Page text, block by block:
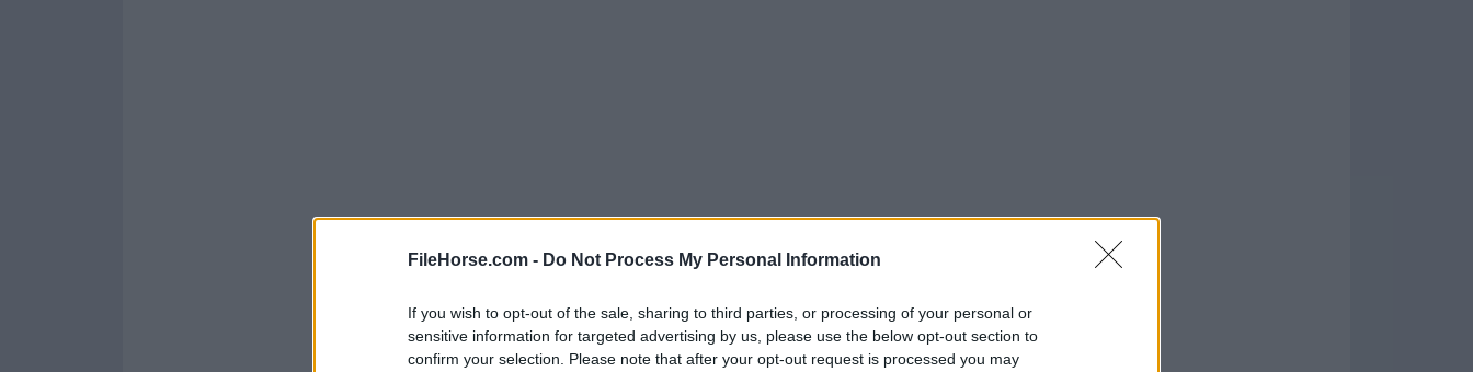
FileHorse.com - Do Not Process My Personal Information
If you wish to opt-out of the sale, sharing to third parties, or processing of your personal or
sensitive information for targeted advertising by us, please use the below opt-out section to
confirm your selection. Please note that after your opt-out request is processed you may
¿Por qué se publica esta aplicación en Filehorse? (Más información